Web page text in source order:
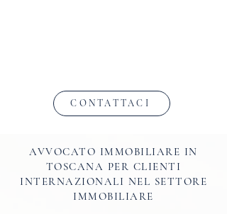
CONTATTACI
AVVOCATO IMMOBILIARE IN
TOSCANA PER CLIENTI
INTERNAZIONALI NEL SETTORE
IMMOBILIARE